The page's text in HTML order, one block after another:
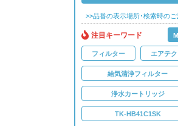
>>品番の表示場所･検索時の
注目キーワード
フィルター エアテク
給気清浄フィルター
浄水カートリッジ
TK-HB41C1SK